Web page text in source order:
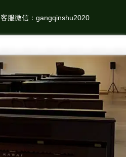
客服微信：